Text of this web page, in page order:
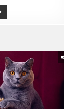
2026